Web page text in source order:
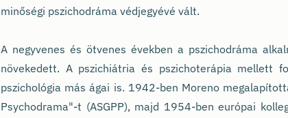
minőségi pszichodráma védjegyévé vált.
A negyvenes és ötvenes években a pszichodráma
növekedett. A pszichiátria és pszichoterápia mellett
pszichológia más ágai is. 1942-ben Moreno
Psychodrama"-t (ASGPP), majd 1954-ben európai